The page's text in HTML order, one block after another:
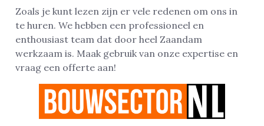
Zoals je kunt lezen zijn er vele redenen om ons in
te huren. We hebben een professioneel en
enthousiast team dat door heel Zaandam
werkzaam is. Maak gebruik van onze expertise en
vraag een offerte aan!